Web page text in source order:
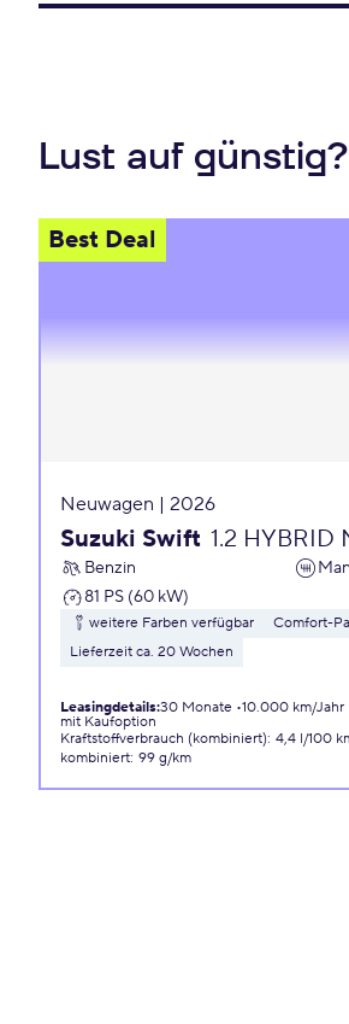
Lust auf
Best Deal
Neuwagen | 2026
Suzuki Swift 1.2 HYBRID
Benzin
81 PS (60 kW)
weitere Farben verfügbar
Comfort-
Lieferzeit ca. 20 Wochen
Leasingdetails:30 Monate 10.000 km/Jahr
mit Kaufoption
Kraftstoffverbrauch (kombiniert): 4,4 l/100
kombiniert: 99 g/km